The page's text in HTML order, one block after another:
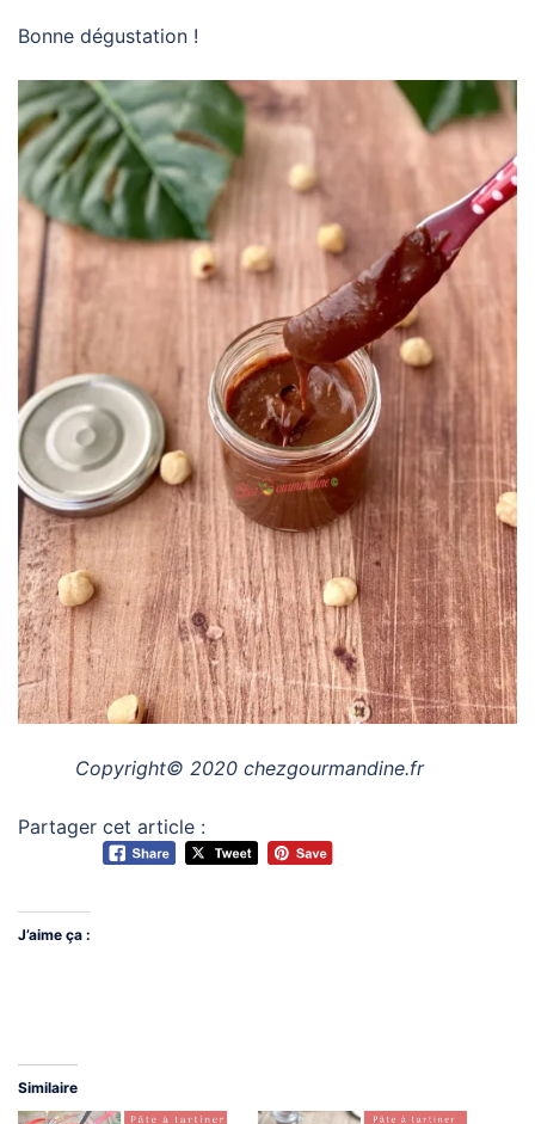
Bonne dégustation !
Copyright© 2020 chezgourmandine.fr
Partager cet article :
J’aime ça :
Similaire